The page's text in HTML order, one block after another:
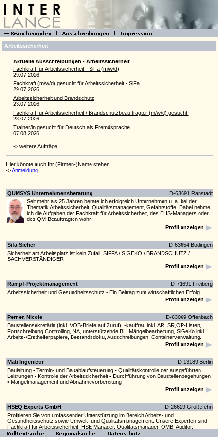
Arbeitssicherheit
Aktuelle Ausschreibungen - Arbeitssicherheit
Fachkraft für Arbeitssicherheit - SiFa (m/w/d)
29.07.2026
Fachkraft (m/w/d) gesucht für Arbeitssicherheit - SiFa
29.07.2026
Arbeitssicherheit und Brandschutz
23.07.2026
Fachkraft für Arbeitssicherheit / Brandschutzbeauftragter (m/w/d) gesucht!
23.07.2026
Trainer/in gesucht für Deutsch als Fremdsprache
07.08.2026
-> weitere Aufträge
Hier könnte auch Ihr (Firmen-)Name stehen!
->Anmeldung
QUMSYS Unternehmensberatung
D-63691 Ranstadt
Seit mehr als 25 Jahren berate ich erfolgreich Unternehmen u. a. bei der
Thematik Arbeitssicherheit, Qualitätsmanagement, Gefahrstoffe. Dabei nehme
ich die Aufgaben der Fachkraft für Arbeitssicherheit, des EHS-Managers oder
des QM-Beauftragten wahr.
Profil anzeigen
Sifa-Sicher
D-63654 Büdingen
Sicherheit am Arbeitsplatz ist kein Zufall! SIFFA / SIGEKO / BRANDSCHUTZ /
SACHVERSTÄNDIGER
Profil anzeigen
Rampf-Projektmanagement
D-71691 Freiberg
Arbeitssicherheit und Gesundheitsschutz - Ein Beitrag zum wirtschaftlichen Erfolg!
Profil anzeigen
Perner, Nicole
D-63069 Offenbach
Baustellensekretärin (inkl. VOB-Briefe auf Zuruf), -kauffrau inkl. AR, SR,OP-Listen,
Fortschreibung Controlling, NA, unterstützende BL, Mängelbearbeitung, SiGeKo inkl.
Arbeits-/Ersthelferpapiere, Bestandsdoku, Ausschreibungen, Containerverwaltung.
Profil anzeigen
Mati Ingenieur
D-13189 Berlin
Bauleitung • Termin- und Bauablaufsteuerung • Qualitätskontrolle der ausgeführten
Leistungen • Kontrolle der Arbeitssicherheit • Durchführung von Baustellenbegehungen
• Mängelmanagement und Abnahmevorbereitung
Profil anzeigen
HSEQ Experts GmbH
D-26629 Großefehn
Profitieren Sie von umfassender Unterstützung im Bereich Arbeits- und
Gesundheitsschutz sowie Umwelt- und Qualitätsmanagement. Unsere Experten sind:
Fachkraft für Arbeitssicherheit. HSE Manager. Qualitätsmanager, QMB, Auditor.
SiGeKo.